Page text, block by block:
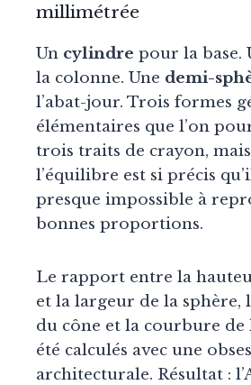
millimétrée
Un cylindre pour la base.
la colonne. Une demi-
l’abat-jour. Trois formes
élémentaires que l’on
trois traits de crayon,
l’équilibre est si précis
presque impossible à
bonnes proportions.
Le rapport entre la
et la largeur de la sphère,
du cône et la courbure de
été calculés avec une
architecturale. Résultat :